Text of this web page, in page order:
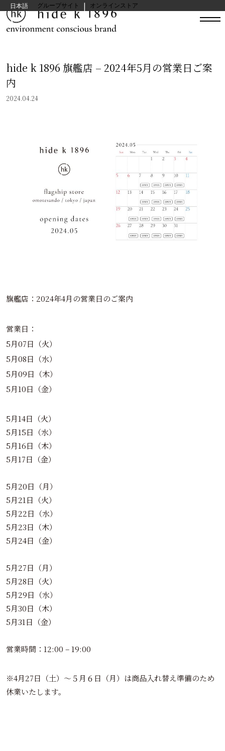
hide kasuga グループサイト | オンラインストア
hide k 1896 旗艦店 – 2024年5月の営業日ご案
内
2024.04.24
旗艦店：2024年4月の営業日のご案内
営業日：
5月07日（火）
5月08日（水）
5月09日（木）
5月10日（金）
5月14日（火）
5月15日（水）
5月16日（木）
5月17日（金）
5月20日（月）
5月21日（火）
5月22日（水）
5月23日（木）
5月24日（金）
5月27日（月）
5月28日（火）
5月29日（水）
5月30日（木）
5月31日（金）
営業時間：12:00 – 19:00
※4月27日（土）～５月６日（月）は商品入れ替え準備のため
休業いたします。
日本語